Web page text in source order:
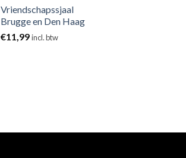
Vriendschapssjaal
Brugge en Den Haag
€11,99incl. btw